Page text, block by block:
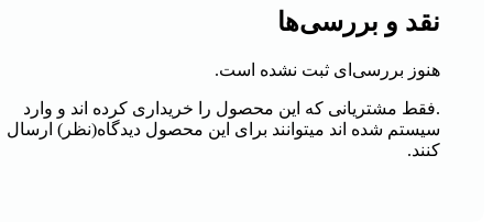
نقد و بررسی‌ها
هنوز بررسی‌ای ثبت نشده است.
.فقط مشتریانی که این محصول را خریداری کرده اند و وارد
سیستم شده اند میتوانند برای این محصول دیدگاه(نظر) ارسال
کنند.